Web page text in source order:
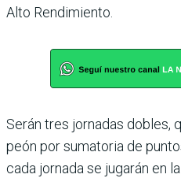
Alto Rendimiento.
Serán tres jornadas dobles,
peón por sumatoria de
cada jornada se jugarán en